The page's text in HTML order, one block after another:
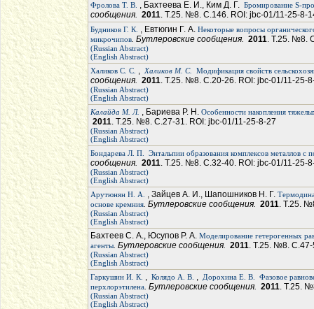
Фролова Т. В. , Бахтеева Е. И., Ким Д. Г. Бромирование S-
сообщения. 2011. Т.25. №8. С.146. ROI: jbc-01/11-25-8-
Будников Г. К. , Евтюгин Г. А. Некоторые вопросы
микрочипов. Бутлеровские сообщения. 2011. Т.25. №8.
(Russian Abstract)
(English Abstract)
Халиков С. С. , Халиков М. С. Модификация свойств
сообщения. 2011. Т.25. №8. С.20-26. ROI: jbc-01/11-25-
(Russian Abstract)
(English Abstract)
Калайда М. Л. , Бариева Р. Н. Особенности накопления
2011. Т.25. №8. С.27-31. ROI: jbc-01/11-25-8-27
(Russian Abstract)
(English Abstract)
Бондарева Л. П.
Энтальпии образования комплексов металлов
сообщения. 2011. Т.25. №8. С.32-40. ROI: jbc-01/11-25-
(Russian Abstract)
(English Abstract)
Арутюнян Н. А.
, Зайцев А. И., Шапошников Н. Г.
основе кремния. Бутлеровские сообщения. 2011. Т.25.
(Russian Abstract)
(English Abstract)
Бахтеев С. А., Юсупов Р. А. Моделирование гетерогенных
агенты. Бутлеровские сообщения. 2011. Т.25. №8. С.47-
(Russian Abstract)
(English Abstract)
Гаркушин И. К. , Колядо А. В. , Дорохина Е. В.
Фазовое
перхлорэтилена. Бутлеровские сообщения. 2011. Т.25.
(Russian Abstract)
(English Abstract)